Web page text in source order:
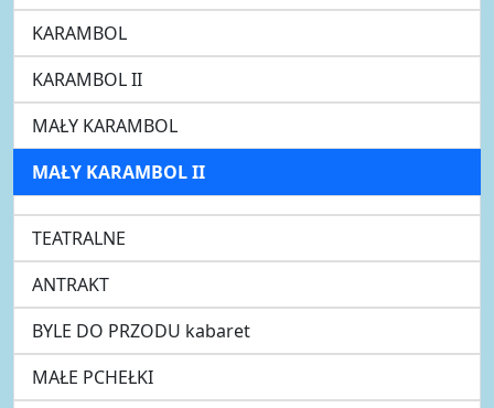
KARAMBOL
KARAMBOL II
MAŁY KARAMBOL
MAŁY KARAMBOL II
TEATRALNE
ANTRAKT
BYLE DO PRZODU kabaret
MAŁE PCHEŁKI